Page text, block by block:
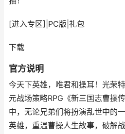
[进入专区] PC版 礼包
下载
官方说明
今天下英雄，唯君和操耳！光荣
元战场策略RPG《新三国志曹操
中，无论兄弟们将扮演乱世中的
英雄，重温曹操人生故事，破解